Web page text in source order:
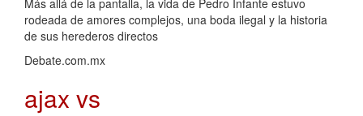
rodeada de amores complejos, una boda ilegal y la historia
de sus herederos directos
Debate.com.mx
ajax vs